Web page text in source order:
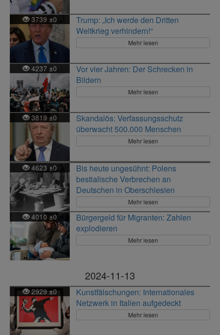
3739 ±0
Trump: „Ich werde den Dritten
Weltkrieg verhindern!“
Mehr lesen
4237 ±0
Vor vier Jahren: Der Schrecken in
Bildern
Mehr lesen
3819±0
Skandalös: Verfassungsschutz
überwacht 500.000 Menschen
Mehr lesen
4623 ±0
Bis heute ungesühnt: Polens
bestialische Verbrechen an
Deutschen in Oberschlesien
Mehr lesen
4010±0
Bürgergeld für Migranten: Zahlen
explodieren
Mehr lesen
2024-11-13
2929±0
Kunstfälschungen: Internationales
Netzwerk in Italien aufgedeckt
Mehr lesen